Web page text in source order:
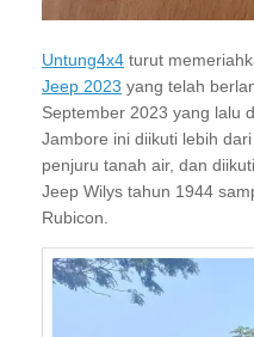
Untung4x4 turut
Jeep 2023 yang telah
September 2023 yang lalu
Jambore ini diikuti lebih
penjuru tanah air, dan
Jeep Wilys tahun 1944
Rubicon.